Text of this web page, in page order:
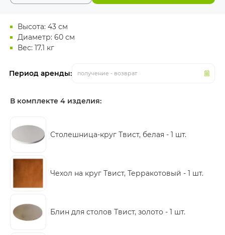
Высота: 43 см
Диаметр: 60 см
Вес: 17.1 кг
Период аренды: получение - возврат
В комплекте 4 изделия:
Столешница-круг Твист, белая - 1 шт.
Чехол на круг Твист, Терракотовый - 1 шт.
Блин для столов Твист, золото - 1 шт.